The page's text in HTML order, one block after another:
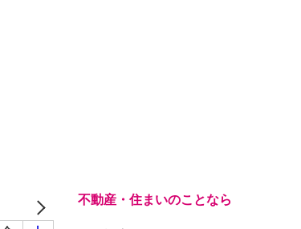
不動産・住まいのことなら